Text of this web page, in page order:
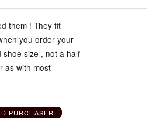
them ! They fit
you order your
shoe size , not a half
as with most
PURCHASER